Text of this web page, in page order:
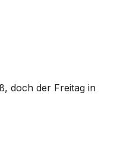
doch der Freitag in